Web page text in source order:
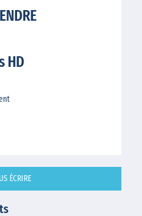
HD
ÉCRIRE